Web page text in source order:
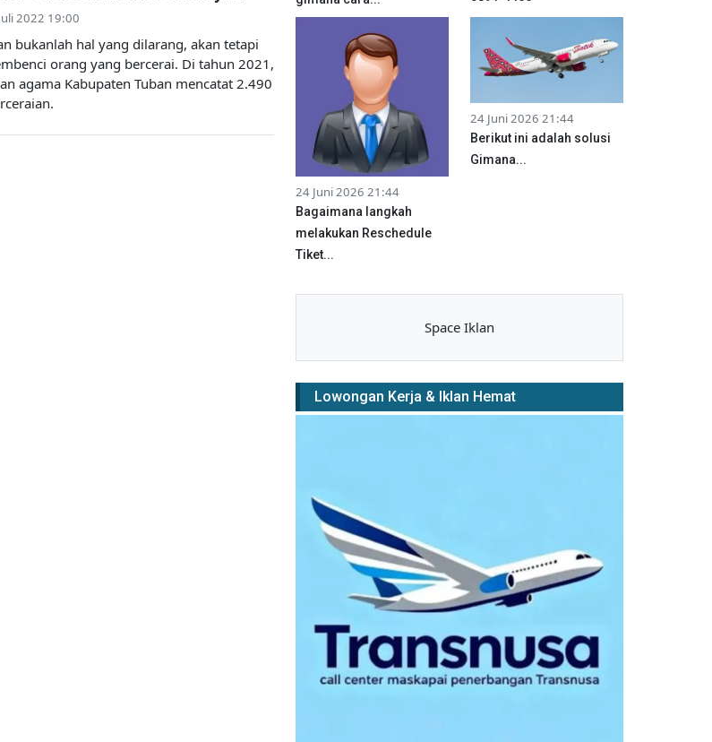
2022 19:00
bukanlah hal yang dilarang, akan tetapi
orang yang bercerai. Di tahun 2021,
agama Kabupaten Tuban mencatat 2.490
24 Juni 2026 21:44
Bagaimana langkah
melakukan Reschedule
Tiket...
24 Juni 2026 21:44
Berikut ini adalah solusi
Gimana...
Space Iklan
Lowongan Kerja & Iklan Hemat